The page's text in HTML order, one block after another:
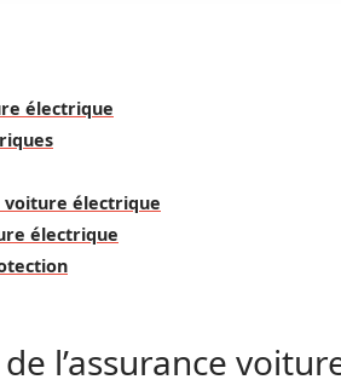
électrique
voiture électrique
électrique
l’assurance